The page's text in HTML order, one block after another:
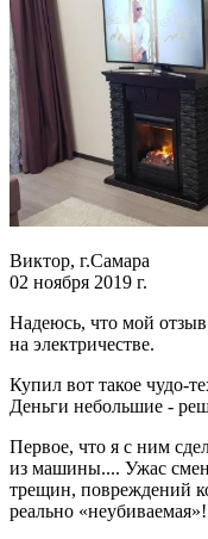
Виктор, г.Самара
02 ноября 2019 г.
Надеюсь, что мой
на электричестве.
Купил вот такое чудо-
Деньги небольшие -
Первое, что я с ним
из машины.... Ужас
трещин, повреждений
реально «неубиваемая»!